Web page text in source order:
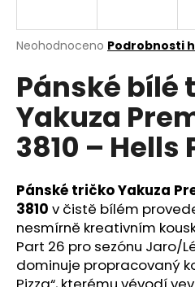
Průměrné
produktu
je
0,0
z
5
hvězdiček.
Neohodnoceno Podrobnosti
Pánské bílé
Yakuza
3810 – Hells
Pánské tričko Yakuza
3810 v čistě bílém
nesmírně kreativním
Part 26 pro sezónu Jaro/
dominuje propracovaný
j
t
?
HLEDAT
D
o